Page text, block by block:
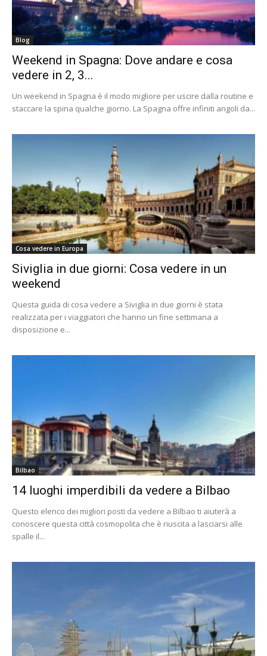
Blog
Weekend in Spagna: Dove andare e cosa
vedere in 2, 3...
Un weekend in Spagna è il modo migliore per uscire dalla routine e
staccare la spina qualche giorno. La Spagna offre infiniti angoli da...
Cosa vedere in Europa
Siviglia in due giorni: Cosa vedere in un
weekend
Questa guida di cosa vedere a Siviglia in due giorni è stata
realizzata per i viaggiatori che hanno un fine settimana a
disposizione e...
Bilbao
14 luoghi imperdibili da vedere a Bilbao
Questo elenco dei migliori posti da vedere a Bilbao ti aiuterà a
conoscere questa città cosmopolita che è riuscita a lasciarsi alle
spalle il...